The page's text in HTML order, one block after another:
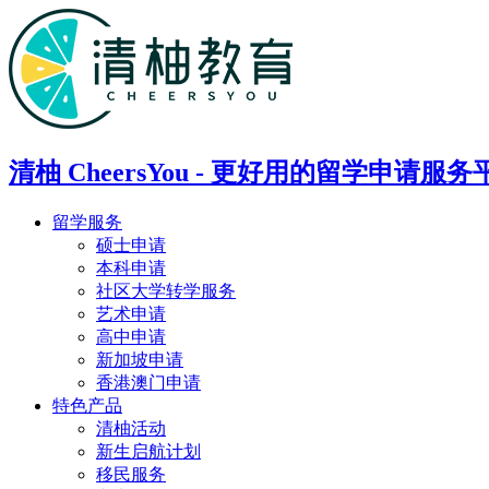
清柚 CheersYou - 更好用的留学申请服务
留学服务
硕士申请
本科申请
社区大学转学服务
艺术申请
高中申请
新加坡申请
香港澳门申请
特色产品
清柚活动
新生启航计划
移民服务